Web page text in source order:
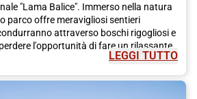
"Lama Balice". Immerso nella natura
parco offre meravigliosi sentieri
attraverso boschi rigogliosi e
l'opportunità di fare un rilassante
LEGGI TUTTO